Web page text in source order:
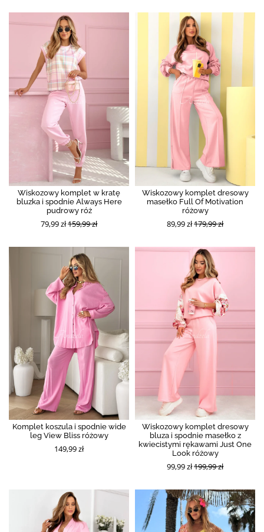
Wiskozowy komplet w kratę
bluzka i spodnie Always Here
pudrowy róż
79,99 zł159,99 zł
Wiskozowy komplet dresowy
masełko Full Of Motivation
różowy
89,99 zł179,99 zł
Komplet koszula i spodnie wide
leg View Bliss różowy
149,99 zł
Wiskozowy komplet dresowy
bluza i spodnie masełko z
kwiecistymi rękawami Just One
Look różowy
99,99 zł199,99 zł